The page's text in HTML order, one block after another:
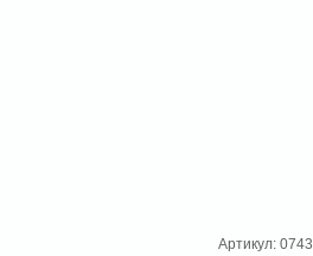
Артикул: 0743